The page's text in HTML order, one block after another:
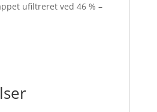
ufiltreret ved 46 % –